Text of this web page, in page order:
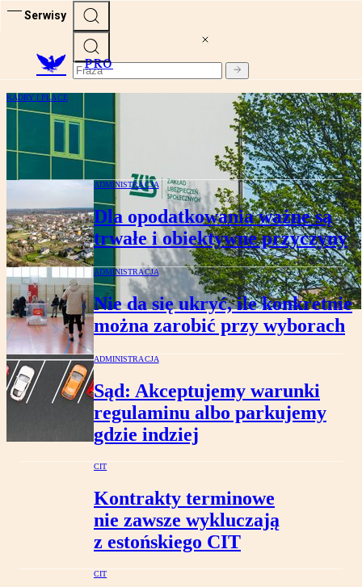
Serwisy
PRO
KADRY I PŁACE
Czynność pozorna jest jedynie
symulowana
ADMINISTRACJA
Dla opodatkowania ważne są
trwałe i obiektywne przyczyny
ADMINISTRACJA
Nie da się ukryć, ile konkretnie
można zarobić przy wyborach
ADMINISTRACJA
Sąd: Akceptujemy warunki
regulaminu albo parkujemy
gdzie indziej
CIT
Kontrakty terminowe
nie zawsze wykluczają
z estońskiego CIT
CIT